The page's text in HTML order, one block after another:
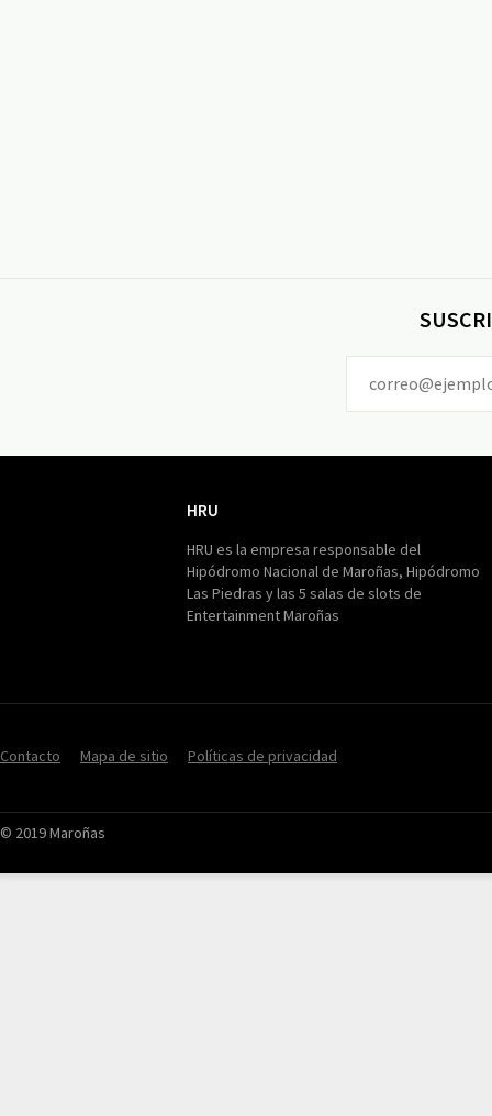
HRU
HRU es la empresa responsable del
Hipódromo Nacional de Maroñas, Hipódromo
Las Piedras y las 5 salas de slots de
Entertainment Maroñas
Contacto Mapa de sitio Políticas de privacidad
© 2019 Maroñas